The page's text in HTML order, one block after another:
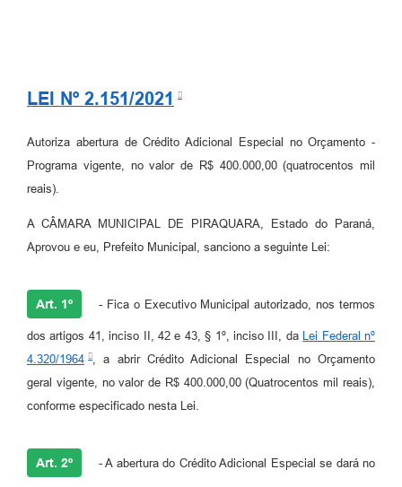
LEI Nº 2.151/2021
Autoriza abertura de Crédito Adicional Especial no Orçamento -
Programa vigente, no valor de R$ 400.000,00 (quatrocentos mil
reais).
A CÂMARA MUNICIPAL DE PIRAQUARA, Estado do Paraná,
Aprovou e eu, Prefeito Municipal, sanciono a seguinte Lei:
Art. 1º - Fica o Executivo Municipal autorizado, nos termos
dos artigos 41, inciso II, 42 e 43, § 1º, inciso III, da
Lei Federal nº
4.320/1964
, a abrir Crédito Adicional Especial no Orçamento
geral vigente, no valor de R$ 400.000,00 (Quatrocentos mil reais),
conforme especificado nesta Lei.
Art. 2º - A abertura do Crédito Adicional Especial se dará no